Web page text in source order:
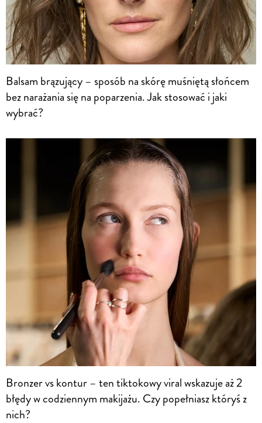
Balsam brązujący – sposób na skórę muśniętą słońcem
bez narażania się na poparzenia. Jak stosować i jaki
wybrać?
Bronzer vs kontur – ten tiktokowy viral wskazuje aż 2
błędy w codziennym makijażu. Czy popełniasz któryś z
nich?